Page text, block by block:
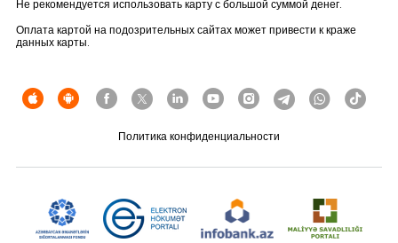
О банке
Не рекомендуется использовать карту с большой суммой денег.
Оплата картой на подозрительных сайтах может привести к краже
данных карты.
Политика конфиденциальности